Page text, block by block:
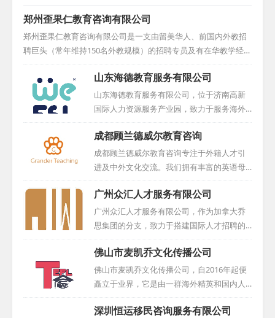
郑州歪果仁教育咨询有限公司
郑州歪果仁教育咨询有限公司是一支由留美华人、前国内外教招
聘巨头（常年维持150名外教规模）的招聘专员及有在华教学经历
的美籍人员构成的专业外教招聘队伍。我们的宗旨是：不只是引
进外国人当老师，而是挑选优秀的外籍教师来华执教。对于学
校，我们依据外教的学历背景与工作经验，为他们精准挑选高质
量的外籍教师，他们大多拥有教育类学士、硕士、博士学位，并
持有TESOL证书及丰富教学经验，极大地提升了学校面试外教的
成功率。对于外教，我们则从工作地点、待遇、工作时间及学校
教学理念等方面严格筛选接受单位，确保外教在华的工作与生活
品质。我们...
山东海德教育服务有限公司
山东海德教育服务有限公司，位于济南高新
国际人力资源服务产业园，致力于服务海外
教育人才与国内教学机构，搭建起国际化的
桥梁。我们拥有一支专业的引才团队，他们
不仅注重外教的整体素质，更在选拔过程中
严格把关，确保外教水平达到高标准。我们
的目标，是减轻用才机构的用人压力，降低
用人风险，让每一位合作伙伴都能安心、放
心。作为一家靠谱的外教中介机构，我们始
终坚守诚信、专业、高效的服务宗旨，努力
携手共创美好未来，共同书写国际教育的华
章！...
成都顾兰德威尔教育咨询
成都顾兰德威尔教育咨询专注于外籍人才引
进及中外文化交流。我们拥有丰富的英语母
语外籍人才资源，这些人才大多来自英美等
国家，并且多数未曾踏足中国，易于融入并
适应新环境。多年的积累使我们与众多国外
机构和个人建立了紧密合作关系，确保能够
长期稳定地提供优秀人才。我们的服务收费
合理，符合市场行情。如果您有招聘需求，
无论是学校还是其他机构，都可与我们取得
联系，我们将为您提供详细的信息和专业的
发展。...
广州众汇人才服务有限公司
广州众汇人才服务有限公司，作为加拿大乔
思集团的分支，致力于搭建国际人才招聘的
一站式平台。公司承袭乔思教育集团的核心
理念，精心打造从国际人才筛选、面试，到
签证办理、入境指导等全链条定制化服务。
我们倾听企业招聘全球人才的诉求，也尊重
外籍候选人的求职意愿，力求提供最优质、
最贴心的全方位服务。通过广州众汇人才服
佛山市麦凯乔文化传播公司
佛山市麦凯乔文化传播公司，自2016年起便
矗立于业界，它是由一群海外精英和国内人
才联手创建的。公司核心业务聚焦于外籍人
才服务领域，始终致力于提供全面而专业的
深圳恒运移民咨询服务有限公司